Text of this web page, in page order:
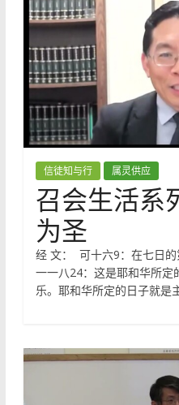
信徒知与行 属灵供应
召会生活系
为圣
经 文： 可十六9：在七日
一一八24：这是耶和华所定
乐。耶和华所定的日子就是